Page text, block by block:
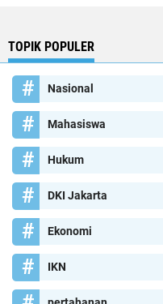
TOPIK POPULER
Nasional
Mahasiswa
Hukum
DKI Jakarta
Ekonomi
IKN